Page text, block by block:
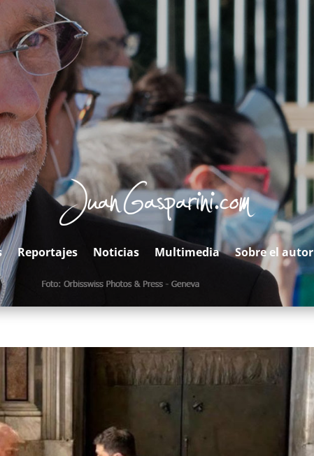
Reportajes Noticias Multimedia Sobre el autor